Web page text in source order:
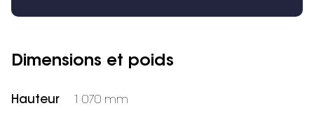
Dimensions et poids
Hauteur 1 070 mm